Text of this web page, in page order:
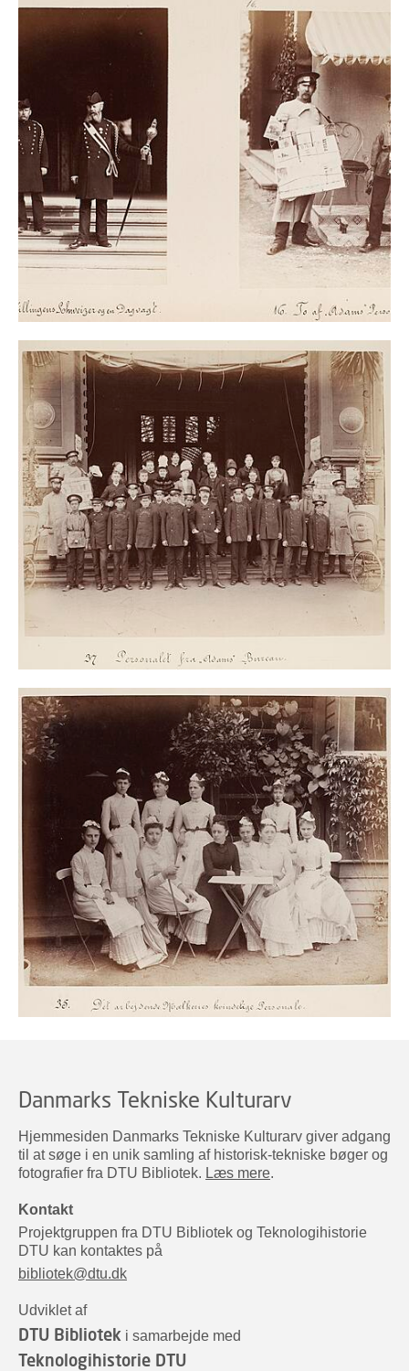
Danmarks Tekniske Kulturarv
Hjemmesiden Danmarks Tekniske Kulturarv giver adgang
til at søge i en unik samling af historisk-tekniske bøger og
fotografier fra DTU Bibliotek. Læs mere.
Kontakt
Projektgruppen fra DTU Bibliotek og Teknologihistorie
DTU kan kontaktes på
bibliotek@dtu.dk
Udviklet af
DTU Bibliotek i samarbejde med
Teknologihistorie DTU